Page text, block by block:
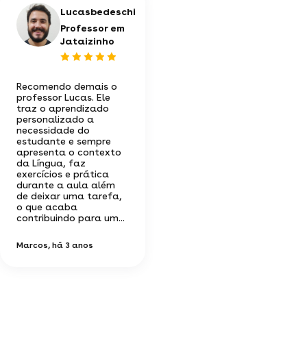
Lucasbedeschi
Professor em
Jataizinho
Recomendo demais o
professor Lucas. Ele
traz o aprendizado
personalizado a
necessidade do
estudante e sempre
apresenta o contexto
da Língua, faz
exercícios e prática
durante a aula além
de deixar uma tarefa,
o que acaba
contribuindo para um...
Marcos, há 3 anos